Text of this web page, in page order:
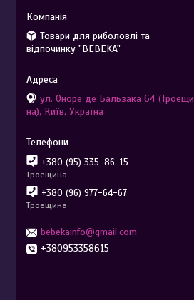
Товари для риболовлі та
відпочинку "BEBEKA"
ул. Оноре де Бальзака 64 (Троещи
на), Київ, Україна
+380 (95) 335-86-15
Троещина
+380 (96) 977-64-67
Троещина
bebekainfo@gmail.com
+380953358615